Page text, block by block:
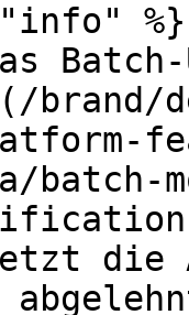
%}
brand/
batch-
die